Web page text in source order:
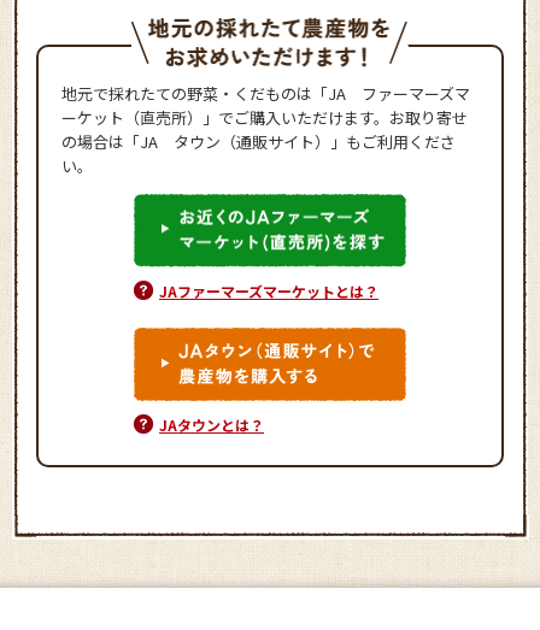
地元で採れたての野菜・くだものは「JA ファーマーズマ
ーケット（直売所）」でご購入いただけます。お取り寄せ
の場合は「JA タウン（通販サイト）」もご利用くださ
い。
JAファーマーズマーケットとは？
JAタウンとは？